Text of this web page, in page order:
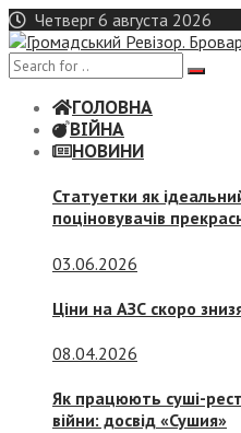
Skip
to
content
Четверг 6 августа 2026
ГОЛОВНА
ВІЙНА
НОВИНИ
Статуетки як
поціновувачів
03.06.2026
Ціни на АЗС скоро
08.04.2026
Як працюють суші-
війни: досвід «Сушия»